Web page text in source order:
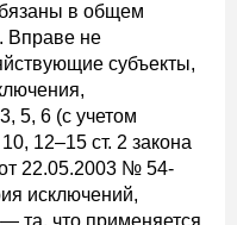
в общем
Вправе не
субъекты,
5, 6 (с учетом
12–15 ст. 2 закона
22.05.2003 № 54-
исключений,